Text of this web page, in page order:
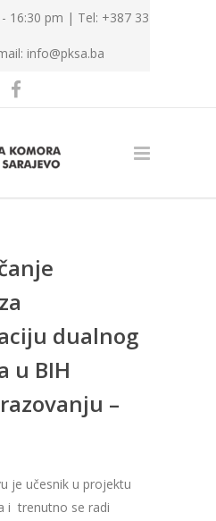
16:30 pm | Tel: +387 33
info@pksa.ba
dualnog
u BIH
–
je učesnik u projektu
i trenutno se radi